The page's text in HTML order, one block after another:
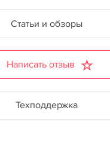
Статьи и обзоры
Написать отзыв
Техподдержка